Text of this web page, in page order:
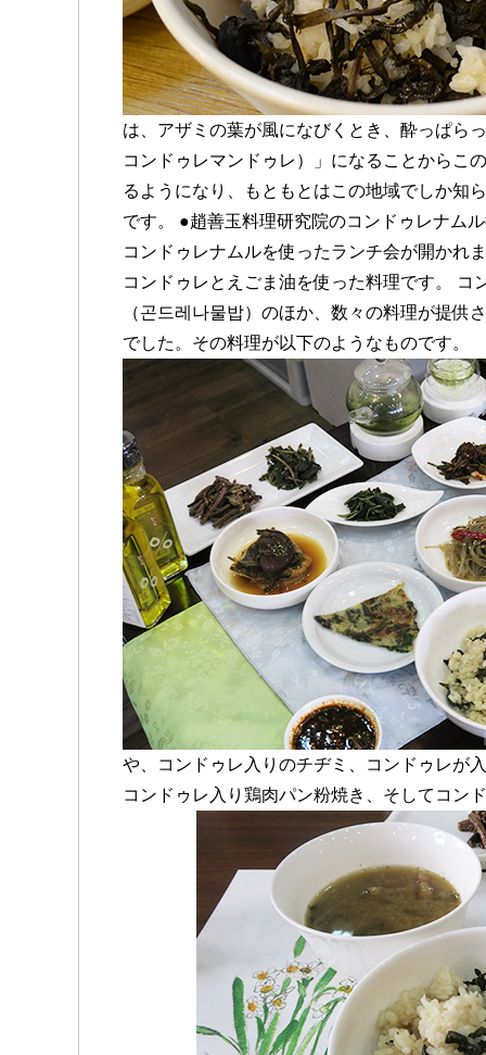
は、アザミの葉が風になびくとき、酔っぱら
コンドゥレマンドゥレ）」になることからこ
るようになり、もともとはこの地域でしか知
です。 ●趙善玉料理研究院のコンドゥレナム
コンドゥレナムルを使ったランチ会が開かれ
コンドゥレとえごま油を使った料理です。
（곤드레나물밥）のほか、数々の料理が提供
でした。その料理が以下のようなものです。
や、コンドゥレ入りのチヂミ、コンドゥレが
コンドゥレ入り鶏肉パン粉焼き、そしてコン